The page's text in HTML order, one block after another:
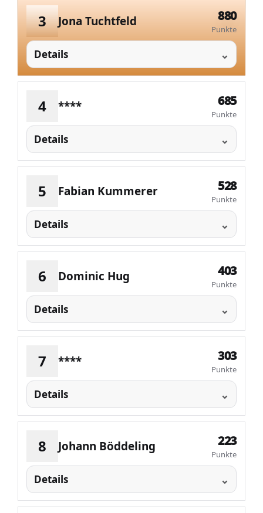
3 Jona Tuchtfeld 880
Punkte
Details
4 **** 685
Punkte
Details
5 Fabian Kummerer 528
Punkte
Details
6 Dominic Hug 403
Punkte
Details
7 **** 303
Punkte
Details
8 Johann Böddeling 223
Punkte
Details